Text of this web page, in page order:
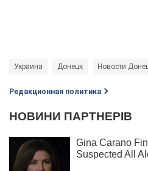
Украина Донецк Новости
Редакционная политика